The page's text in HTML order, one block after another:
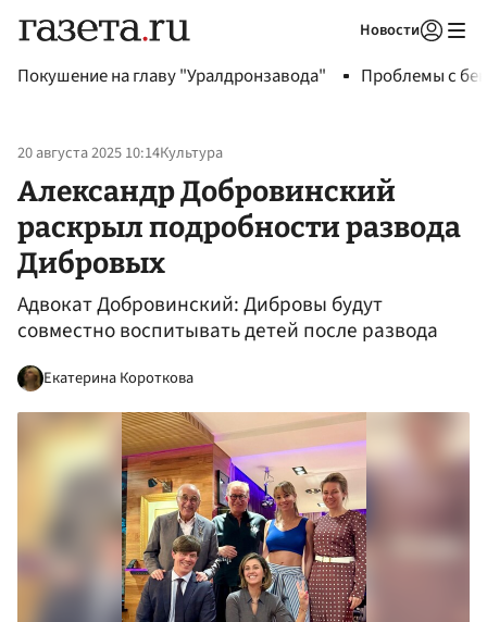
Новости
Покушение на главу "Уралдронзавода" Проблемы с
20 августа 2025 10:14Культура
Александр Добровинский
раскрыл подробности развода
Дибровых
Адвокат Добровинский: Дибровы будут
совместно воспитывать детей после развода
Екатерина Короткова